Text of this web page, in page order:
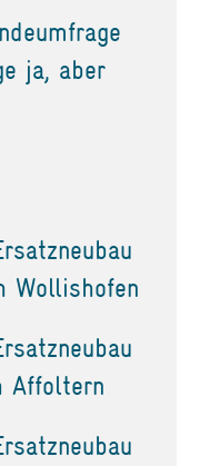
ja, aber
Wollishofen
Affoltern